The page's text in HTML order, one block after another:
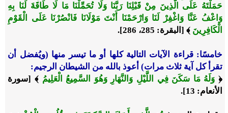
حَمَلْتَهُ عَلَى الَّذِينَ مِنْ قَبْلِنَا رَبَّنَا وَلَا تُحَمِّلْنَا مَا لَا طَاقَةَ لَنَا بِهِ
وَاعْفُ عَنَّا وَاغْفِرْ لَنَا وَارْحَمْنَا أَنْتَ مَوْلَانَا فَانْصُرْنَا عَلَى الْقَوْمِ
الْكَافِرِينَ ﴾ [البقرة: 285، 286].
خامسًا:قراءة الآيات التالية كلها أو ما تيسر منها (ويُفضل أن
تقرأ كل آية ثلاث مرات) أعوذ بالله من الشيطان الرجيم:
﴿ وَلَهُ مَا سَكَنَ فِي اللَّيْلِ وَالنَّهَارِ وَهُوَ السَّمِيعُ الْعَلِيمُ ﴾ [سورة
الأنعام: 13]
.